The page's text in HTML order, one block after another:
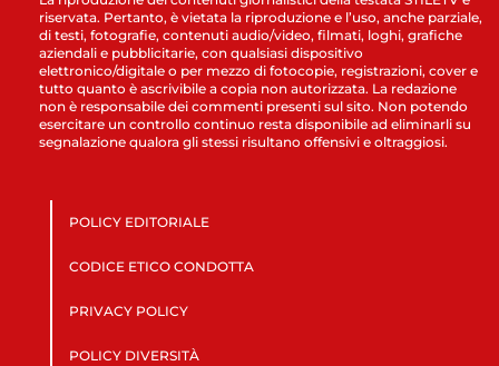
riservata. Pertanto, è vietata la riproduzione e l’uso, anche parziale,
di testi, fotografie, contenuti audio/video, filmati, loghi, grafiche
aziendali e pubblicitarie, con qualsiasi dispositivo
elettronico/digitale o per mezzo di fotocopie, registrazioni, cover e
tutto quanto è ascrivibile a copia non autorizzata. La redazione
non è responsabile dei commenti presenti sul sito. Non potendo
esercitare un controllo continuo resta disponibile ad eliminarli su
segnalazione qualora gli stessi risultano offensivi e oltraggiosi.
POLICY EDITORIALE
CODICE ETICO CONDOTTA
PRIVACY POLICY
POLICY DIVERSITÀ